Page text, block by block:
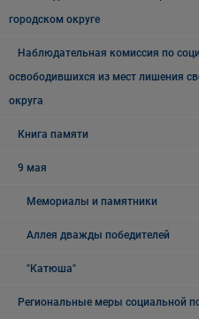
городском округе
Наблюдательная комиссия по
освободившихся из мест лишения
округа
Книга памяти
9 мая
Мемориалы и памятники
Аллея дважды победителей
"Катюша"
Региональные меры социальной